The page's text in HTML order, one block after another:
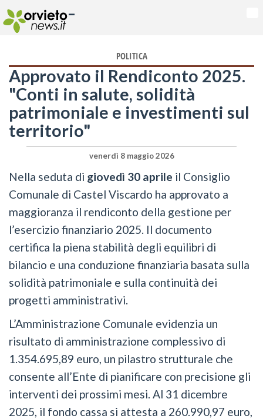
-
POLITICA
Approvato il Rendiconto 2025.
"Conti in salute, solidità
patrimoniale e investimenti sul
territorio"
venerdì 8 maggio 2026
Nella seduta di giovedì 30 aprile il Consiglio
Comunale di Castel Viscardo ha approvato a
maggioranza il rendiconto della gestione per
l’esercizio finanziario 2025. Il documento
certifica la piena stabilità degli equilibri di
bilancio e una conduzione finanziaria basata sulla
solidità patrimoniale e sulla continuità dei
progetti amministrativi.
L’Amministrazione Comunale evidenzia un
risultato di amministrazione complessivo di
1.354.695,89 euro, un pilastro strutturale che
consente all’Ente di pianificare con precisione gli
interventi dei prossimi mesi. Al 31 dicembre
2025, il fondo cassa si attesta a 260.990,97 euro,